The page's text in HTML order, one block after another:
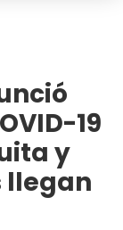
19
y
llegan